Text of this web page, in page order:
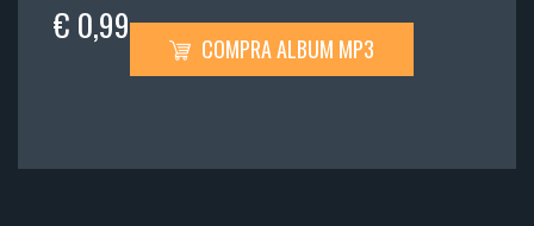
€ 0,99
COMPRA ALBUM MP3